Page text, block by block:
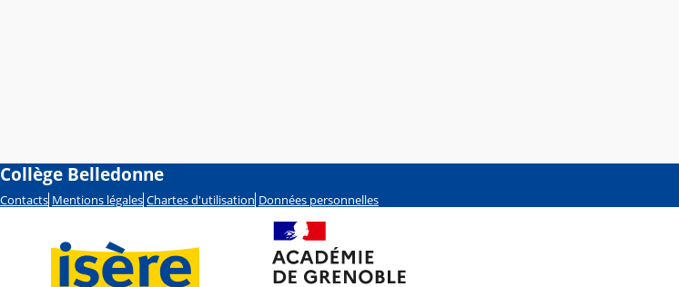
Collège Belledonne
Contacts Mentions légales Chartes d'utilisation Données personnelles